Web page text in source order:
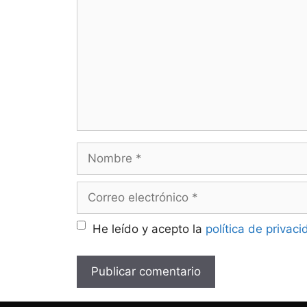
He leído y acepto la política de